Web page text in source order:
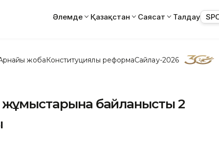
Әлемде Қазақстан Саясат Талдау
жобаКонституциялық реформаСайлау-2026
байланысты 2